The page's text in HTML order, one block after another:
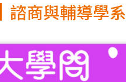
諮商與輔導學系